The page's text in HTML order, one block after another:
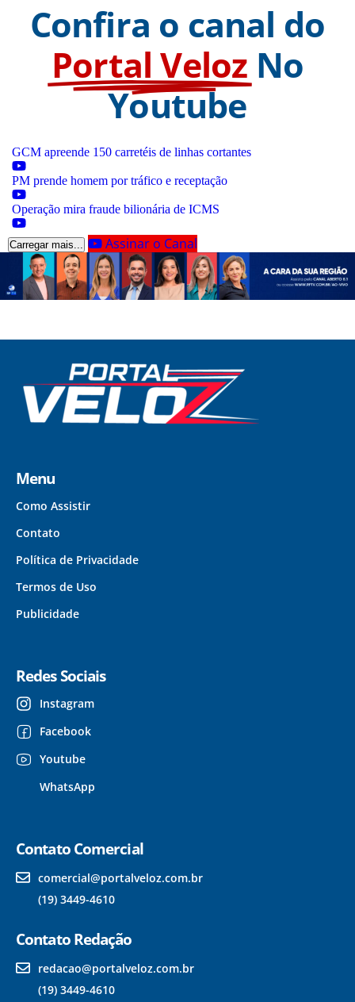
Confira o canal do
Portal Veloz No
Youtube
GCM apreende 150 carretéis de linhas cortantes
PM prende homem por tráfico e receptação
Operação mira fraude bilionária de ICMS
Carregar mais... Assinar o Canal
Menu
Como Assistir
Contato
Política de Privacidade
Termos de Uso
Publicidade
Redes Sociais
Instagram
Facebook
Youtube
WhatsApp
Contato Comercial
comercial@portalveloz.com.br
(19) 3449-4610
Contato Redação
redacao@portalveloz.com.br
(19) 3449-4610